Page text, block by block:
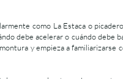
como La Estaca o
debe acelerar o cuándo debe
y empieza a familiarizarse